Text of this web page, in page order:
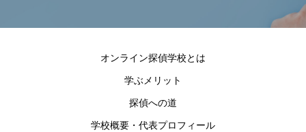
オンライン探偵学校とは
学ぶメリット
探偵への道
学校概要・代表プロフィール